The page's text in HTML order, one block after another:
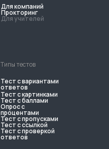
Для компаний
Прокторинг
Для учителей
Тест с вариантами
ответов
Тест с картинками
Тест с баллами
Опрос с
процентами
Тест с пропусками
Тест с ссылкой
Тест с проверкой
ответов
Типы тестов